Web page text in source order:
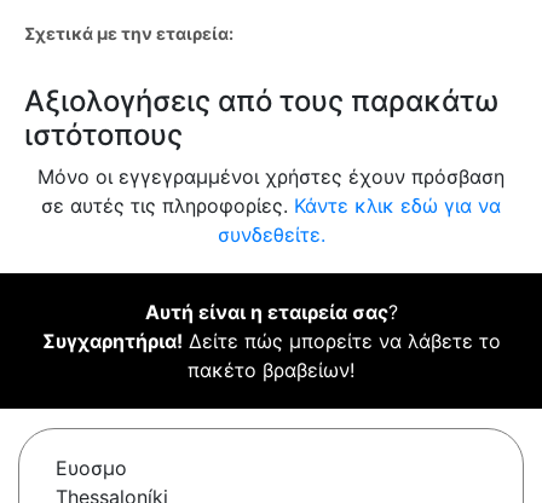
Σχετικά με την εταιρεία:
Αξιολογήσεις από τους παρακάτω
ιστότοπους
Μόνο οι εγγεγραμμένοι χρήστες έχουν πρόσβαση
σε αυτές τις πληροφορίες. Κάντε κλικ εδώ για να
συνδεθείτε.
Αυτή είναι η εταιρεία σας?
Συγχαρητήρια! Δείτε πώς μπορείτε να λάβετε το
πακέτο βραβείων!
Ευοσμο
Thessaloníki